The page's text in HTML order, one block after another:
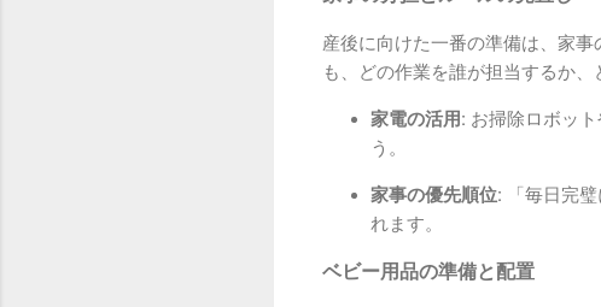
産後に向けた一番の準備は、家
も、どの作業を誰が担当するか
家電の活用: お掃除ロボッ
う。
家事の優先順位: 「毎日完
れます。
ベビー用品の準備と配置